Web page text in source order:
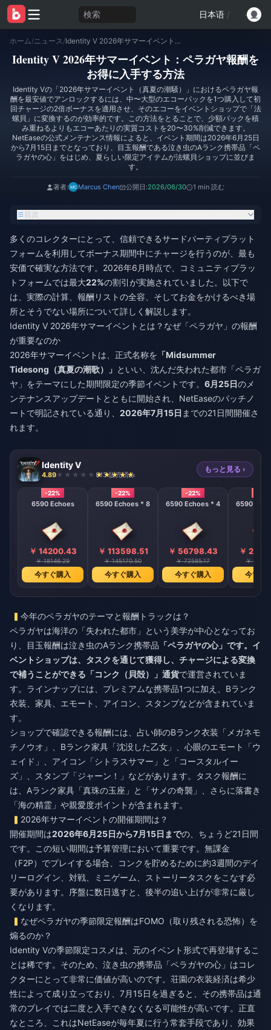
検索 日本语 /
ホーム/ニュース / Identity V 2026年サマーイベント：ペラガヤ報酬をお得に入手する方法
Identity V 2026年サマーイベント：ペラガヤ報酬を
お得に入手する方法
Identity Vの「2026年サマーイベント（真夏の潮騒）」におけるペラガヤ報
酬を最安値でアンロックするには、中〜大型のエコーパックを1つ購入して初
回チャージの2倍ボーナスを適用させ、そのエコーをイベントショップで「法
螺貝」に変換するのが効率的です。この方法をとることで、少額パックを積
み重ねるよりもエコーあたりの実質コストを20〜30%削減できます。
NetEaseの公式メンテナンス情報によると、イベント期間は2026年6月25日
から7月15日までとなっており、目玉報酬である泣き虫のAランク携帯品「ペ
ラガヤの心」をはじめ、夏らしい限定アイテムが法螺貝ショップに並びま
す。
著者: Marcus Chen 公開日:2026/06/30 1 min 読む
目次
多くのコレクターにとって、信頼できるサードパーティプラット
フォームを利用してボーナス期間中にチャージを行うのが、最も
安価で確実な方法です。2026年6月時点で、コミュニティプラッ
トフォームでは最大22%の割引が実施されていました。以下で
は、実際の計算、報酬リストの全容、そしてお金をかけるべき場
所とそうでない場所について詳しく解説します。
Identity V 2026年サマーイベントとは？なぜ「ペラガヤ」の報酬
が重要なのか
2026年サマーイベントは、正式名称を 「Midsummer
Tidesong（真夏の潮歌）」 といい、沈んだ失われた都市「ペラガ
ヤ」をテーマにした期間限定の季節イベントです。 6月25日のメ
ンテナンスアップデートとともに開始され、NetEaseのパッチノ
ートで明記されている通り、 2026年7月15日 までの21日間開催さ
れます。
Identity V
4.89 813 販売済み
もっと見る ›
-22%
6590 Echoes
￥ 14200.43
￥ 18146.29
今すぐ購入
-22%
6590 Echoes * 8
￥ 113598.51
￥ 145170.50
今すぐ購入
-22%
6590 Echoes * 4
￥ 56798.43
￥ 72585.17
今すぐ購入
6590
￥
￥
今すぐ
今年のペラガヤのテーマと報酬トラックは？
ペラガヤは海洋の「失われた都市」という美学が中心となってお
り、目玉報酬は泣き虫のAランク携帯品 「ペラガヤの心」 です。イ
ベントショップは、タスクを通じて獲得し、チャージによる変換
で補うことができる 「コンク（貝殻）」通貨で運営されていま
す。ラインナップには、プレミアムな携帯品1つに加え、Bランク
衣装、家具、エモート、アイコン、スタンプなどが含まれていま
す。
ショップで確認できる報酬には、占い師のBランク衣装「メガネモ
チノウオ」、Bランク家具「沈没した乙女」、心眼のエモート「ウ
ェイド」、アイコン「シトラスサマー」と「コースタルイー
ズ」、スタンプ「ジャーン！」などがあります。タスク報酬に
は、Aランク家具「真珠の玉座」と「サメの奇襲」、さらに落書き
「海の精霊」や親愛度ポイントが含まれます。
2026年サマーイベントの開催期間は？
開催期間は2026年6月25日から7月15日までの、ちょうど21日間
です。この短い期間は予算管理において重要です。無課金
（F2P）でプレイする場合、コンクを貯めるために約3週間のデイ
リーログイン、対戦、ミニゲーム、ストーリータスクをこなす必
要があります。序盤に数日逃すと、後半の追い上げが非常に厳し
くなります。
なぜペラガヤの季節限定報酬はFOMO（取り残される恐怖）を
煽るのか？
Identity Vの季節限定コスメは、元のイベント形式で再登場するこ
とは稀です。そのため、泣き虫の携帯品「ペラガヤの心」はコレ
クターにとって非常に価値が高いのです。荘園の衣装経済は希少
性によって成り立っており、7月15日を過ぎると、その携帯品は通
常のプレイでは二度と入手できなくなる可能性が高いです。正直
なところ、これはNetEaseが毎年夏に行う常套手段であり、効果